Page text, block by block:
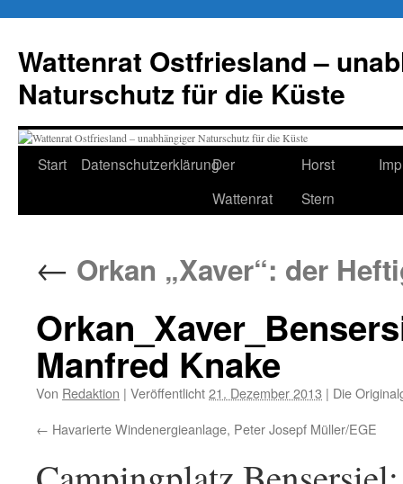
springen
Wattenrat Ostfriesland –
Naturschutz für die Küste
Start DatenschutzerklärungDer
Wattenrat
Horst
Stern
← Orkan „Xaver“: der
Manfred Knake
Von Redaktion | Veröffentlicht21. Dezember 2013 | Die
Havarierte Windenergieanlage, Peter Josepf Müller/EGE